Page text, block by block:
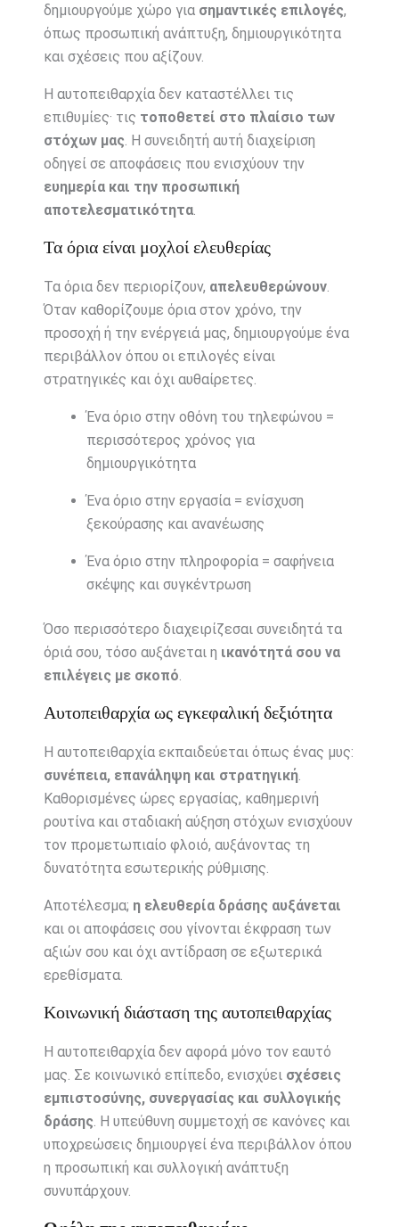
δημιουργούμε χώρο για σημαντικές επιλογές,
όπως προσωπική ανάπτυξη, δημιουργικότητα
και σχέσεις που αξίζουν.
Η αυτοπειθαρχία δεν καταστέλλει τις
επιθυμίες· τις τοποθετεί στο πλαίσιο των
στόχων μας. Η συνειδητή αυτή διαχείριση
οδηγεί σε αποφάσεις που ενισχύουν την
ευημερία και την προσωπική
αποτελεσματικότητα.
Τα όρια είναι μοχλοί ελευθερίας
Τα όρια δεν περιορίζουν, απελευθερώνουν.
Όταν καθορίζουμε όρια στον χρόνο, την
προσοχή ή την ενέργειά μας, δημιουργούμε ένα
περιβάλλον όπου οι επιλογές είναι
στρατηγικές και όχι αυθαίρετες.
Ένα όριο στην οθόνη του τηλεφώνου =
περισσότερος χρόνος για
δημιουργικότητα
Ένα όριο στην εργασία = ενίσχυση
ξεκούρασης και ανανέωσης
Ένα όριο στην πληροφορία = σαφήνεια
σκέψης και συγκέντρωση
Όσο περισσότερο διαχειρίζεσαι συνειδητά τα
όριά σου, τόσο αυξάνεται η ικανότητά σου να
επιλέγεις με σκοπό.
Αυτοπειθαρχία ως εγκεφαλική δεξιότητα
Η αυτοπειθαρχία εκπαιδεύεται όπως ένας μυς:
συνέπεια, επανάληψη και στρατηγική.
Καθορισμένες ώρες εργασίας, καθημερινή
ρουτίνα και σταδιακή αύξηση στόχων ενισχύουν
τον προμετωπιαίο φλοιό, αυξάνοντας τη
δυνατότητα εσωτερικής ρύθμισης.
Αποτέλεσμα; η ελευθερία δράσης αυξάνεται
και οι αποφάσεις σου γίνονται έκφραση των
αξιών σου και όχι αντίδραση σε εξωτερικά
ερεθίσματα.
Κοινωνική διάσταση της αυτοπειθαρχίας
Η αυτοπειθαρχία δεν αφορά μόνο τον εαυτό
μας. Σε κοινωνικό επίπεδο, ενισχύει σχέσεις
εμπιστοσύνης, συνεργασίας και συλλογικής
δράσης. Η υπεύθυνη συμμετοχή σε κανόνες και
υποχρεώσεις δημιουργεί ένα περιβάλλον όπου
η προσωπική και συλλογική ανάπτυξη
συνυπάρχουν.